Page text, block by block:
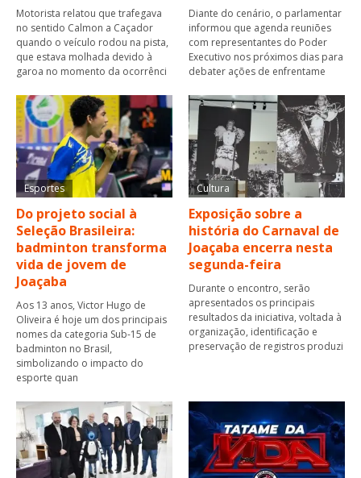
Motorista relatou que trafegava
no sentido Calmon a Caçador
quando o veículo rodou na pista,
que estava molhada devido à
garoa no momento da ocorrênci
Diante do cenário, o parlamentar
informou que agenda reuniões
com representantes do Poder
Executivo nos próximos dias para
debater ações de enfrentame
Esportes
Do projeto social à
Seleção Brasileira:
badminton transforma
vida de jovem de
Joaçaba
Aos 13 anos, Victor Hugo de
Oliveira é hoje um dos principais
nomes da categoria Sub-15 de
badminton no Brasil,
simbolizando o impacto do
esporte quan
Cultura
Exposição sobre a
história do Carnaval de
Joaçaba encerra nesta
segunda-feira
Durante o encontro, serão
apresentados os principais
resultados da iniciativa, voltada à
organização, identificação e
preservação de registros produzi